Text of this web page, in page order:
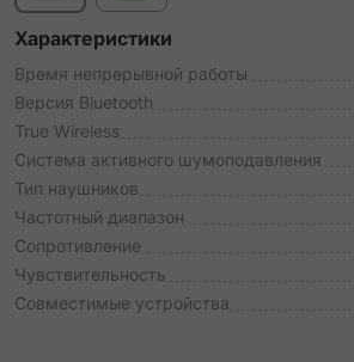
Характеристики
Время непрерывной работы
Версия Bluetooth
True Wireless
Система активного шумоподавления
Тип наушников
Частотный диапазон
Сопротивление
Чувствительность
Совместимые устройства